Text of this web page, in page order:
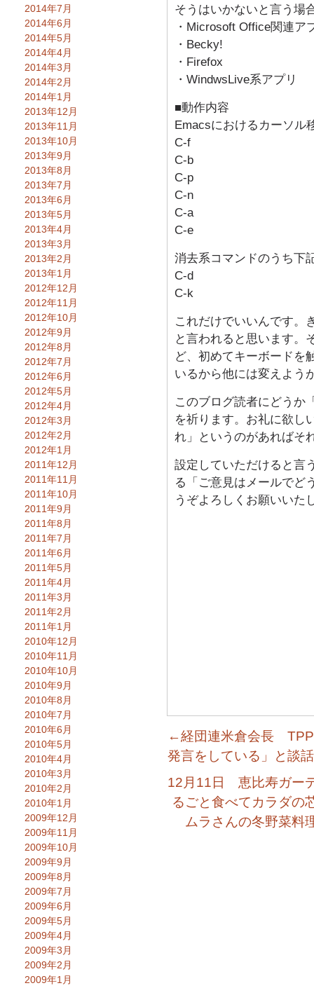
そうはいかないと言う場
・ Microsoft Office関連ア
・Becky!
・Firefox
・WindwsLive系アプリ
■動作内容
Emacsにおけるカーソル
C-f
C-b
C-p
C-n
C-a
C-e
消去系コマンドのうち下
C-d
C-k
これだけでいいんです。
と言われると思います。
ど、初めてキーボードを
いるから他には変えよう
このブログ読者にどうか
を祈ります。お礼に欲し
れ」というのがあればそ
設定していただけると言
る「ご意見はメールでど
うぞよろしくお願いいた
←経団連米倉会長 TPP
発言をしている」と談
12月11日 恵比寿ガー
るごと食べてカラダ
ムラさんの冬野菜料
2014年7月
2014年6月
2014年5月
2014年4月
2014年3月
2014年2月
2014年1月
2013年12月
2013年11月
2013年10月
2013年9月
2013年8月
2013年7月
2013年6月
2013年5月
2013年4月
2013年3月
2013年2月
2013年1月
2012年12月
2012年11月
2012年10月
2012年9月
2012年8月
2012年7月
2012年6月
2012年5月
2012年4月
2012年3月
2012年2月
2012年1月
2011年12月
2011年11月
2011年10月
2011年9月
2011年8月
2011年7月
2011年6月
2011年5月
2011年4月
2011年3月
2011年2月
2011年1月
2010年12月
2010年11月
2010年10月
2010年9月
2010年8月
2010年7月
2010年6月
2010年5月
2010年4月
2010年3月
2010年2月
2010年1月
2009年12月
2009年11月
2009年10月
2009年9月
2009年8月
2009年7月
2009年6月
2009年5月
2009年4月
2009年3月
2009年2月
2009年1月